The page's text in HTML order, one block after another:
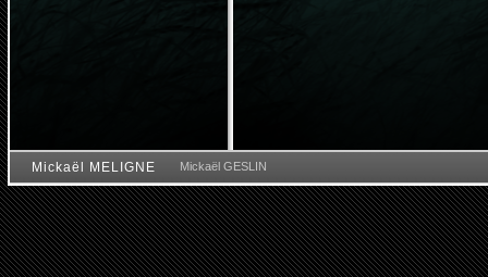
Mickaël MELIGNE Mickaël GESLIN